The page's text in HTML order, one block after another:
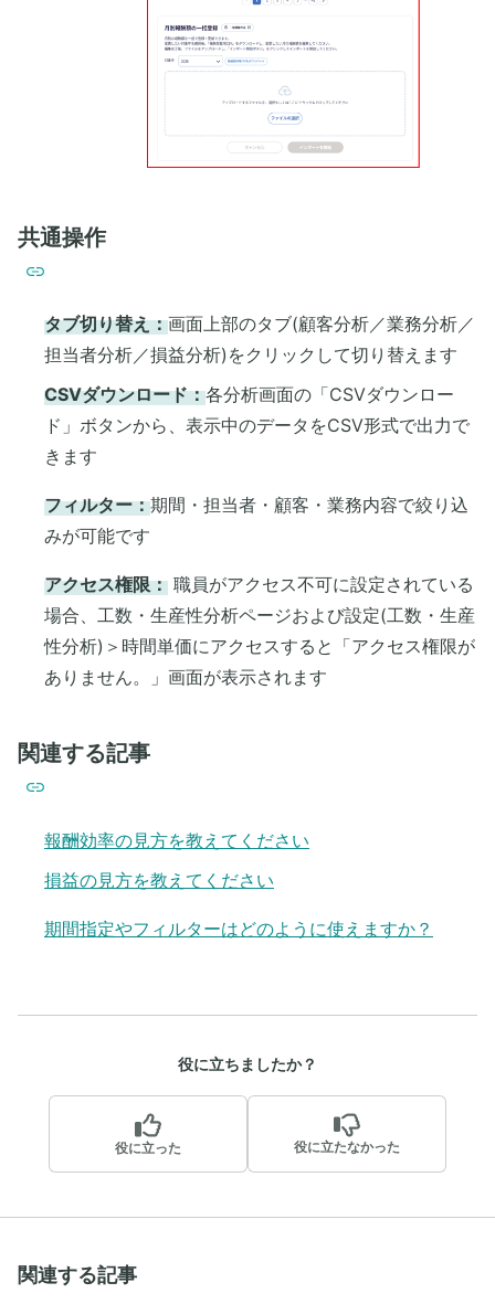
共通操作
タブ切り替え：画面上部のタブ(顧客分析／業務分析／
担当者分析／損益分析)をクリックして切り替えます
CSVダウンロード：各分析画面の「CSVダウンロー
ド」ボタンから、表示中のデータをCSV形式で出力で
きます
フィルター：期間・担当者・顧客・業務内容で絞り込
みが可能です
アクセス権限： 職員がアクセス不可に設定されている
場合、工数・生産性分析ページおよび設定(工数・生産
性分析)＞時間単価にアクセスすると「アクセス権限が
ありません。」画面が表示されます
関連する記事
報酬効率の見方を教えてください
損益の見方を教えてください
期間指定やフィルターはどのように使えますか？
役に立ちましたか？
役に立った 役に立たなかった
関連する記事